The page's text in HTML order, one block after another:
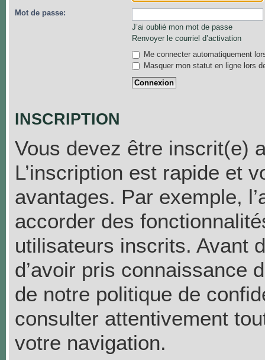
Mot de passe:
J’ai oublié mon mot de passe
Renvoyer le courriel d’activation
Me connecter automatiquement
Masquer mon statut en ligne lors
INSCRIPTION
Vous devez être inscrit(e)
L’inscription est rapide et
avantages. Par exemple,
accorder des
utilisateurs inscrits. Avant
d’avoir pris connaissance
de notre politique de
consulter attentivement
votre navigation.